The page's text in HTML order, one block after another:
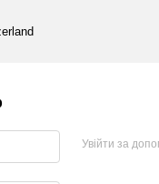
Увійти за